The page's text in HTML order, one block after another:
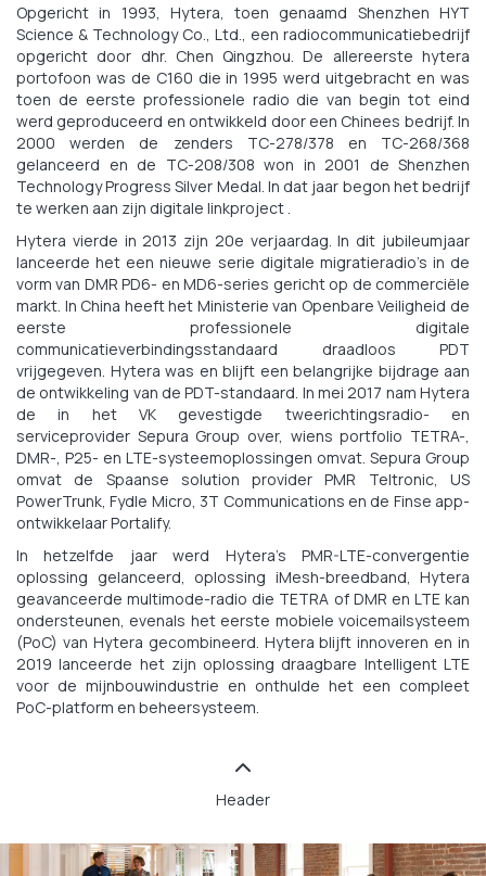
Opgericht in 1993, Hytera, toen genaamd Shenzhen HYT
Science & Technology Co., Ltd., een radiocommunicatiebedrijf
opgericht door dhr. Chen Qingzhou. De allereerste hytera
portofoon was de C160 die in 1995 werd uitgebracht en was
toen de eerste professionele radio die van begin tot eind
werd geproduceerd en ontwikkeld door een Chinees bedrijf. In
2000 werden de zenders TC-278/378 en TC-268/368
gelanceerd en de TC-208/308 won in 2001 de Shenzhen
Technology Progress Silver Medal. In dat jaar begon het bedrijf
te werken aan zijn digitale linkproject .
Hytera vierde in 2013 zijn 20e verjaardag. In dit jubileumjaar
lanceerde het een nieuwe serie digitale migratieradio's in de
vorm van DMR PD6- en MD6-series gericht op de commerciële
markt. In China heeft het Ministerie van Openbare Veiligheid de
eerste professionele digitale
communicatieverbindingsstandaard draadloos PDT
vrijgegeven. Hytera was en blijft een belangrijke bijdrage aan
de ontwikkeling van de PDT-standaard. In mei 2017 nam Hytera
de in het VK gevestigde tweerichtingsradio- en
serviceprovider Sepura Group over, wiens portfolio TETRA-,
DMR-, P25- en LTE-systeemoplossingen omvat. Sepura Group
omvat de Spaanse solution provider PMR Teltronic, US
PowerTrunk, Fydle Micro, 3T Communications en de Finse app-
ontwikkelaar Portalify.
In hetzelfde jaar werd Hytera's PMR-LTE-convergentie
oplossing gelanceerd, oplossing iMesh-breedband, Hytera
geavanceerde multimode-radio die TETRA of DMR en LTE kan
ondersteunen, evenals het eerste mobiele voicemailsysteem
(PoC) van Hytera gecombineerd. Hytera blijft innoveren en in
2019 lanceerde het zijn oplossing draagbare Intelligent LTE
voor de mijnbouwindustrie en onthulde het een compleet
PoC-platform en beheersysteem.
Header